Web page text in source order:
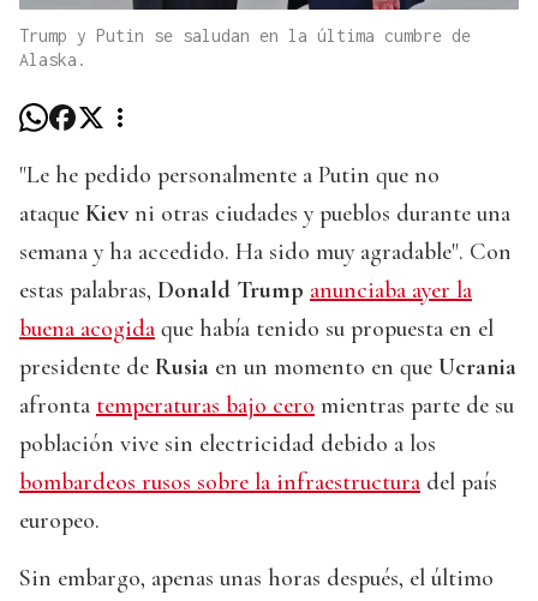
Trump y Putin se saludan en la última cumbre de
Alaska.
"Le he pedido personalmente a Putin que no
ataque Kiev ni otras ciudades y pueblos durante una
semana y ha accedido. Ha sido muy agradable". Con
estas palabras, Donald Trump anunciaba ayer la
buena acogida que había tenido su propuesta en el
presidente de Rusia en un momento en que Ucrania
afronta temperaturas bajo cero mientras parte de su
población vive sin electricidad debido a los
bombardeos rusos sobre la infraestructura del país
europeo.
Sin embargo, apenas unas horas después, el último